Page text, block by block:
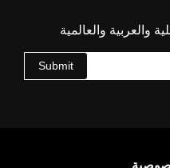
والعربية والعالمية
Submit